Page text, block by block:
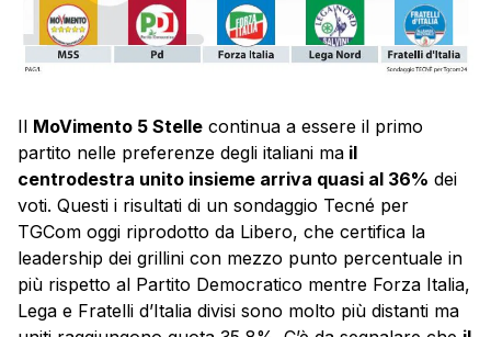
Il MoVimento 5 Stelle continua a essere il primo
partito nelle preferenze degli italiani ma il
centrodestra unito insieme arriva quasi al 36% dei
voti. Questi i risultati di un sondaggio Tecné per
TGCom oggi riprodotto da Libero, che certifica la
leadership dei grillini con mezzo punto percentuale in
più rispetto al Partito Democratico mentre Forza Italia,
Lega e Fratelli d’Italia divisi sono molto più distanti ma